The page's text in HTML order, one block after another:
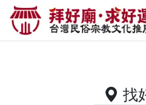
供奉皇龍太子的
求好運 找到與您
找